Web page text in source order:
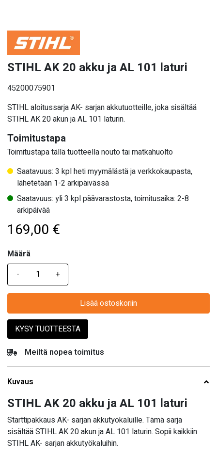
STIHL AK 20 akku ja AL 101 laturi
45200075901
STIHL aloitussarja AK- sarjan akkutuotteille, joka sisältää
STIHL AK 20 akun ja AL 101 laturin.
Toimitustapa
Toimitustapa tällä tuotteella nouto tai matkahuolto
Saatavuus: 3 kpl heti myymälästä ja verkkokaupasta,
lähetetään 1-2 arkipäivässä
Saatavuus: yli 3 kpl päävarastosta, toimitusaika: 2-8
arkipäivää
169,00 €
Määrä
Määrä
Lisää ostoskoriin
KYSY TUOTTEESTA
Meiltä nopea toimitus
Kuvaus
STIHL AK 20 akku ja AL 101 laturi
Starttipakkaus AK- sarjan akkutyökaluille. Tämä sarja
sisältää STIHL AK 20 akun ja AL 101 laturin. Sopii kaikkiin
STIHL AK- sarjan akkutyökaluihin.